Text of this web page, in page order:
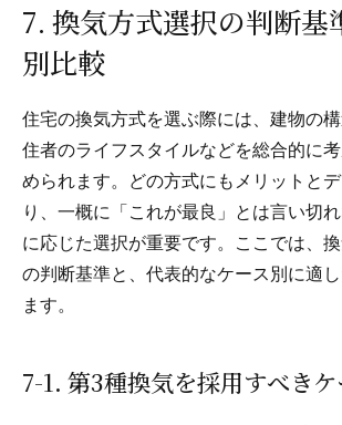
7. 換気方式選択の判断基
別比較
住宅の換気方式を選ぶ際には、建物の
住者のライフスタイルなどを総合的に
められます。どの方式にもメリットと
り、一概に「これが最良」とは言い切
に応じた選択が重要です。ここでは、
の判断基準と、代表的なケース別に適
ます。
7-1. 第3種換気を採用すべきケ